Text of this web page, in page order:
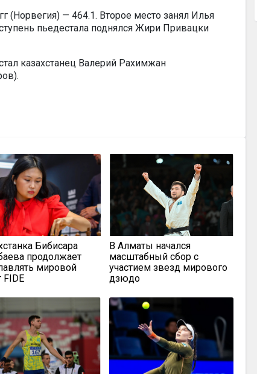
— 464.1. Второе место занял Илья
пьедестала поднялся Жири Привацки
казахстанец Валерий Рахимжан
Бибисара
продолжает
мировой
FIDE
В Алматы начался
масштабный сбор с
участием звезд мирового
дзюдо